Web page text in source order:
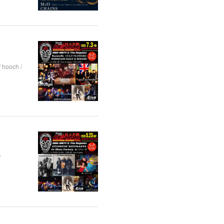
hooch /